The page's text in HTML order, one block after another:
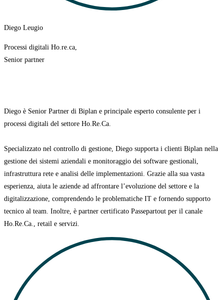
Diego Leugio
Processi digitali Ho.re.ca,
Senior partner
Diego è Senior Partner di Biplan e principale esperto consulente per i
processi digitali del settore Ho.Re.Ca.
Specializzato nel controllo di gestione, Diego supporta i clienti Biplan nella
gestione dei sistemi aziendali e monitoraggio dei software gestionali,
infrastruttura rete e analisi delle implementazioni. Grazie alla sua vasta
esperienza, aiuta le aziende ad affrontare l’evoluzione del settore e la
digitalizzazione, comprendendo le problematiche IT e fornendo supporto
tecnico al team. Inoltre, è partner certificato Passepartout per il canale
Ho.Re.Ca., retail e servizi.